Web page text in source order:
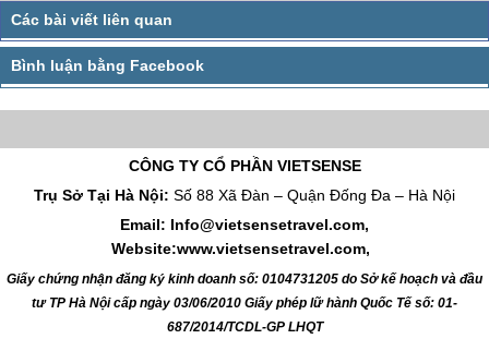
CÔNG TY CỔ PHẦN VIETSENSE
Trụ Sở Tại Hà Nội: Số 88 Xã Đàn – Quận Đống Đa – Hà Nội
Email: Info@vietsensetravel.com,
Website:www.vietsensetravel.com,
Giấy chứng nhận đăng ký kinh doanh số: 0104731205 do Sở kế hoạch và đầu
tư TP Hà Nội cấp ngày 03/06/2010 Giấy phép lữ hành Quốc Tế số: 01-
687/2014/TCDL-GP LHQT